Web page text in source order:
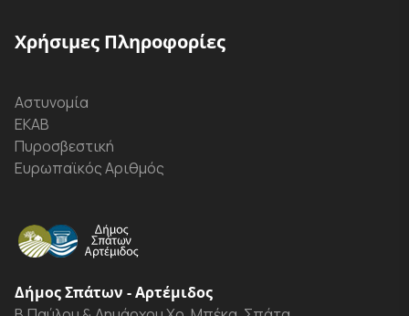
Χρήσιμες Πληροφορίες
Αστυνομία
ΕΚΑΒ
Πυροσβεστική
Ευρωπαϊκός Αριθμός
Δήμος Σπάτων - Αρτέμιδος